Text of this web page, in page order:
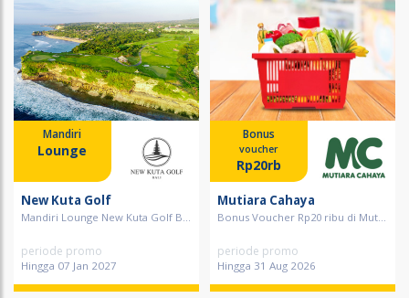
Mandiri
Lounge
New Kuta Golf
Mandiri Lounge New Kuta Golf B...
periode promo
Hingga 07 Jan 2027
Bonus
voucher
Rp20rb
Mutiara Cahaya
Bonus Voucher Rp20 ribu di Mut...
periode promo
Hingga 31 Aug 2026